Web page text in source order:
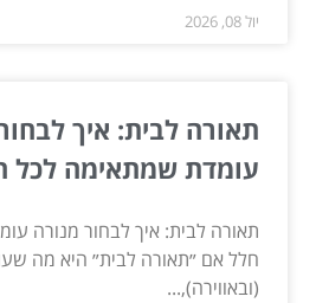
יול 08, 2026
תאורה לבית: איך
עומדת שמתאימה לכל
תאורה לבית: איך לבחור מנורה
חלל אם ״תאורה לבית״ היא מה
(ובאווירה),...